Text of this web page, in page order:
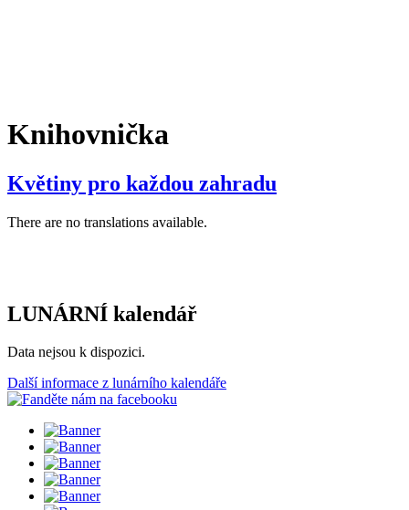
Knihovnička
Květiny pro každou zahradu
There are no translations available.
LUNÁRNÍ kalendář
Data nejsou k dispozici.
Další informace z lunárního kalendáře